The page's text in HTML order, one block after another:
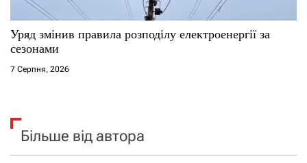
Уряд змінив правила розподілу електроенергії за
сезонами
7 Серпня, 2026
Більше від автора